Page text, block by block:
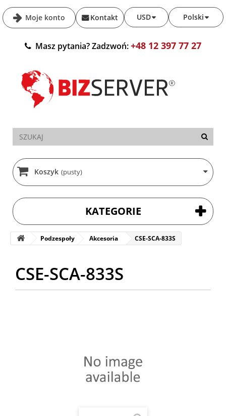
Moje konto Polski
USD
Kontakt
Masz pytania? Zadzwoń:+48 12 397 77 27
Koszyk (pusty)
KATEGORIE
Podzespoły Akcesoria CSE-SCA-833S
CSE-SCA-833S